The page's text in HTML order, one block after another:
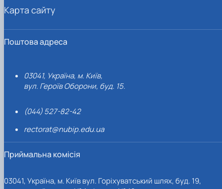
Поштова адреса
03041, Україна, м. Київ,
вул. Героїв Оборони, буд. 15.
(044) 527-82-42
rectorat@nubip.edu.ua
Приймальна комісія
03041, Україна, м. Київ вул. Горіхуватський шлях, буд. 19,
Карта сайту